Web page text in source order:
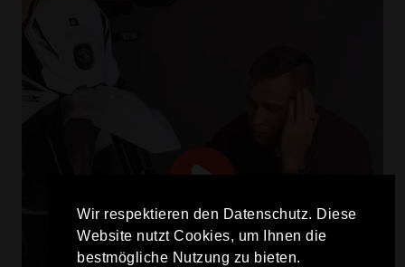
Wir respektieren den Datenschutz. Diese
Website nutzt Cookies, um Ihnen die
bestmögliche Nutzung zu bieten.